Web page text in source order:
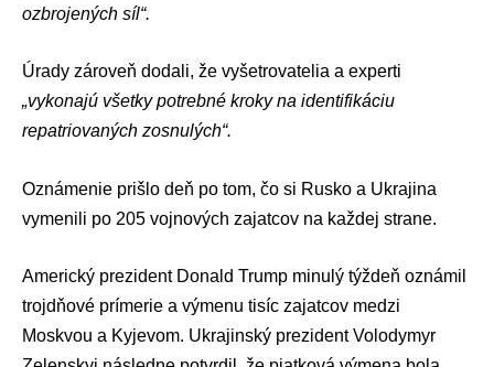
ozbrojených síl“.
Úrady zároveň dodali, že vyšetrovatelia a experti
„vykonajú všetky potrebné kroky na identifikáciu
repatriovaných zosnulých“.
Oznámenie prišlo deň po tom, čo si Rusko a Ukrajina
vymenili po 205 vojnových zajatcov na každej strane.
Americký prezidentDonald Trump minulý týždeň oznámil
trojdňové prímerie a výmenu tisíc zajatcov medzi
Moskvou a Kyjevom. Ukrajinský prezidentVolodymyr